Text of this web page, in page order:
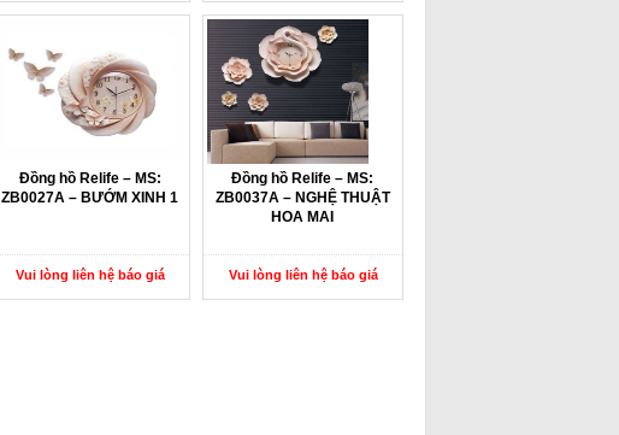
Đồng hồ Relife – MS:
ZB0027A – BƯỚM XINH 1
Vui lòng liên hệ báo giá
Đồng hồ Relife – MS:
ZB0037A – NGHỆ THUẬT
HOA MAI
Vui lòng liên hệ báo giá